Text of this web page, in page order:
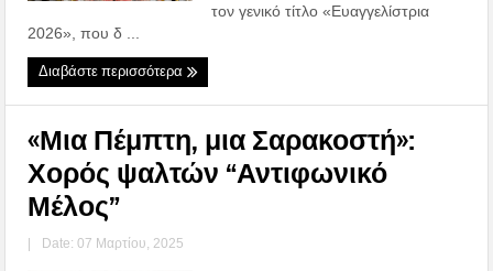
τον γενικό τίτλο «Ευαγγελίστρια
2026», που δ ...
Διαβάστε περισσότερα
«Μια Πέμπτη, μια Σαρακοστή»:
Χορός ψαλτών “Αντιφωνικό
Μέλος”
| Date: 07 Μαρτίου, 2025